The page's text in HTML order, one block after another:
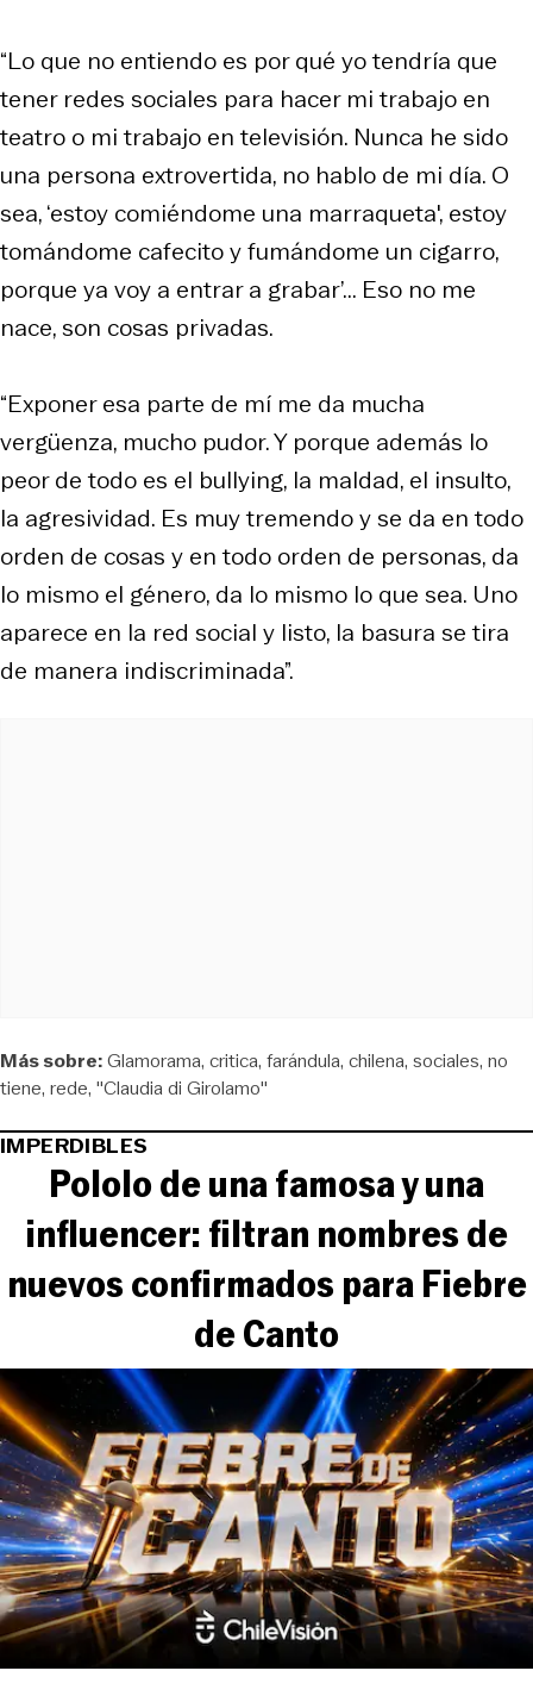
“Lo que no entiendo es por qué yo tendría que
tener redes sociales para hacer mi trabajo en
teatro o mi trabajo en televisión. Nunca he sido
una persona extrovertida, no hablo de mi día. O
sea, ‘estoy comiéndome una marraqueta', estoy
tomándome cafecito y fumándome un cigarro,
porque ya voy a entrar a grabar’... Eso no me
nace, son cosas privadas.
“Exponer esa parte de mí me da mucha
vergüenza, mucho pudor. Y porque además lo
peor de todo es el bullying, la maldad, el insulto,
la agresividad. Es muy tremendo y se da en todo
orden de cosas y en todo orden de personas, da
lo mismo el género, da lo mismo lo que sea. Uno
aparece en la red social y listo, la basura se tira
de manera indiscriminada”.
Más sobre:Glamorama critica farándula chilena sociales no
tiene rede "Claudia di Girolamo"
IMPERDIBLES
Pololo de una famosa y una
influencer: filtran nombres de
nuevos confirmados para Fiebre
de Canto